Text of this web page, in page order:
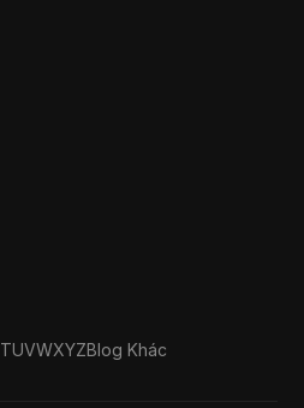
TUVWXYZBlog Khác